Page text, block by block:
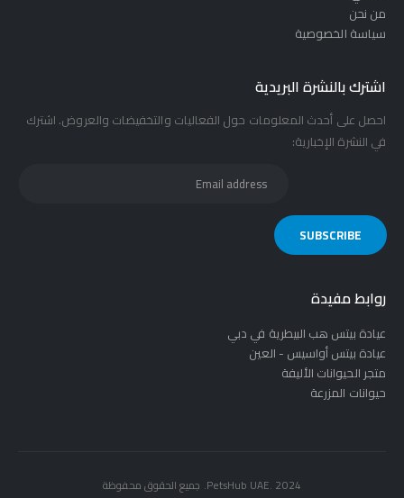
من نحن
سياسة الخصوصية
اشترك بالنشرة البريدية
احصل على أحدث المعلومات حول الفعاليات والتخفيضات والعروض. اشترك
في النشرة الإخبارية:
روابط مفيدة
عيادة بيتس هب البيطرية في دبي
عيادة بيتس أواسيس - العين
متجر الحيوانات الأليفة
حيوانات المزرعة
PetsHub UAE. 2024. جميع الحقوق محفوظة